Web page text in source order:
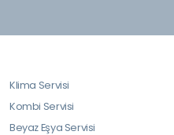
Klima Servisi
Kombi Servisi
Beyaz Eşya Servisi